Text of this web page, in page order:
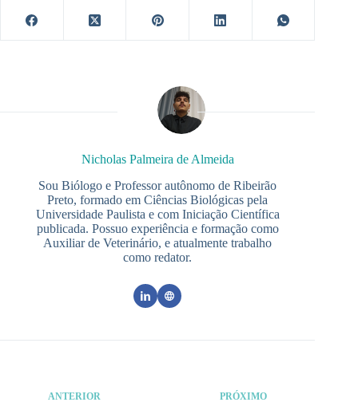
Nicholas Palmeira de Almeida
Sou Biólogo e Professor autônomo de Ribeirão
Preto, formado em Ciências Biológicas pela
Universidade Paulista e com Iniciação Científica
publicada. Possuo experiência e formação como
Auxiliar de Veterinário, e atualmente trabalho
como redator.
ANTERIOR PRÓXIMO